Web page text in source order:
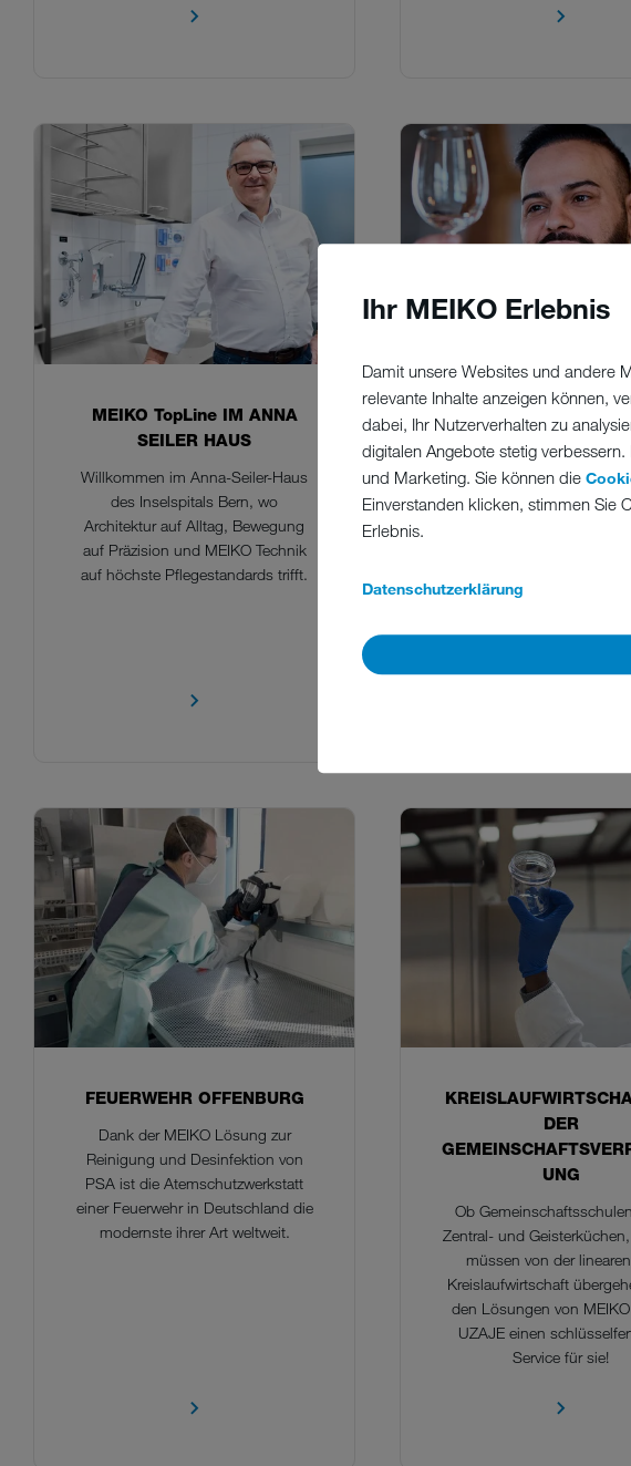
Ihr MEIKO Erlebnis
Damit unsere Websites und andere
relevante Inhalte anzeigen können,
dabei, Ihr Nutzerverhalten zu
digitalen Angebote stetig
und Marketing. Sie können die
Einverstanden klicken, stimmen Sie
Erlebnis.
Datenschutzerklärung
MEIKO TopLine IM ANNA
SEILER HAUS
Willkommen im Anna-Seiler-Haus
des Inselspitals Bern, wo
Architektur auf Alltag, Bewegung
auf Präzision und MEIKO Technik
auf höchste Pflegestandards trifft.
ZUM ALTEN
Mit der MEIKO UPster® H
eine Maschine in seinen
Einzug gehalten, die
FEUERWEHR OFFENBURG
Dank der MEIKO Lösung zur
Reinigung und Desinfektion von
PSA ist die Atemschutzwerkstatt
einer Feuerwehr in Deutschland die
modernste ihrer Art weltweit.
DER
UNG
Ob
Zentral- und
müssen von der
Kreislaufwirtschaft
den Lösungen von
UZAJE einen
Service für sie!